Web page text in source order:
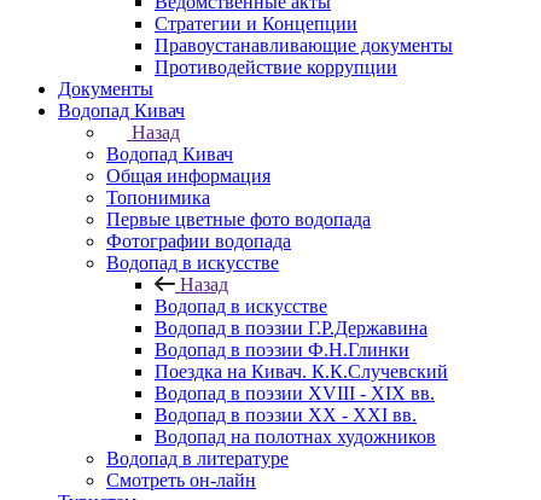
Стратегии и Концепции
Правоустанавливающие документы
Противодействие коррупции
Документы
Водопад Кивач
Назад
Водопад Кивач
Общая информация
Топонимика
Первые цветные фото водопада
Фотографии водопада
Водопад в искусстве
Назад
Водопад в искусстве
Водопад в поэзии Г.Р.Державина
Водопад в поэзии Ф.Н.Глинки
Поездка на Кивач. К.К.Случевский
Водопад в поэзии XVIII - XIX вв.
Водопад в поэзии XX - XXI вв.
Водопад на полотнах художников
Водопад в литературе
Смотреть он-лайн